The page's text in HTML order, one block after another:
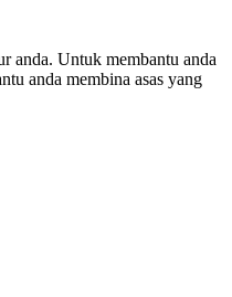
anda. Untuk membantu anda
anda membina asas yang